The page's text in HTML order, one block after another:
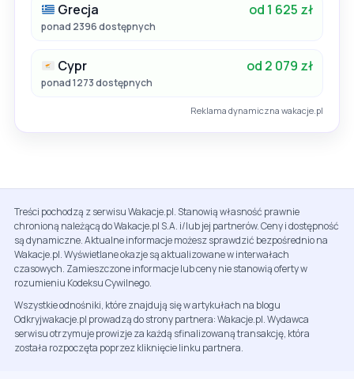
Grecja od 1 625 zł
ponad 2396 dostępnych
Cypr od 2 079 zł
ponad 1273 dostępnych
Reklama dynamiczna wakacje.pl
Treści pochodzą z serwisu Wakacje.pl. Stanowią własność prawnie
chronioną należącą do Wakacje.pl S.A. i/lub jej partnerów. Ceny i dostępność
są dynamiczne. Aktualne informacje możesz sprawdzić bezpośrednio na
Wakacje.pl. Wyświetlane okazje są aktualizowane w interwałach
czasowych. Zamieszczone informacje lub ceny nie stanowią oferty w
rozumieniu Kodeksu Cywilnego.
Wszystkie odnośniki, które znajdują się w artykułach na blogu
Odkryjwakacje.pl prowadzą do strony partnera: Wakacje.pl. Wydawca
serwisu otrzymuje prowizje za każdą sfinalizowaną transakcję, która
została rozpoczęta poprzez kliknięcie linku partnera.